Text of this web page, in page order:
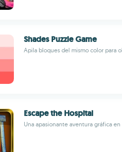
Shades Puzzle Game
Apila bloques del mismo color para
Escape the Hospital
Una apasionante aventura gráfica